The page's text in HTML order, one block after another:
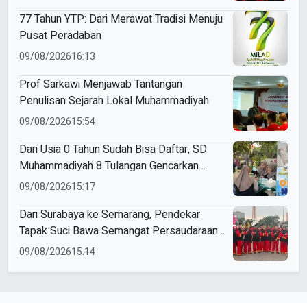
77 Tahun YTP: Dari Merawat Tradisi Menuju
Pusat Peradaban
09/08/202616:13
Prof Sarkawi Menjawab Tantangan
Penulisan Sejarah Lokal Muhammadiyah
09/08/202615:54
Dari Usia 0 Tahun Sudah Bisa Daftar, SD
Muhammadiyah 8 Tulangan Gencarkan
SPMB
09/08/202615:17
Dari Surabaya ke Semarang, Pendekar
Tapak Suci Bawa Semangat Persaudaraan
di Muktamar XVI
09/08/202615:14